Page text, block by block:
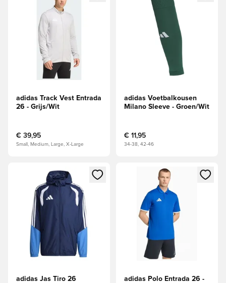
adidas Track Vest Entrada
26 - Grijs/Wit
€ 39,95
Small, Medium, Large, X-Large
adidas Voetbalkousen
Milano Sleeve - Groen/Wit
€ 11,95
34-38, 42-46
Opent een venster om in te loggen of je aan te melden als
adidas Jas Tiro 26
Opent een venster om in te
adidas Polo Entrada 26 -